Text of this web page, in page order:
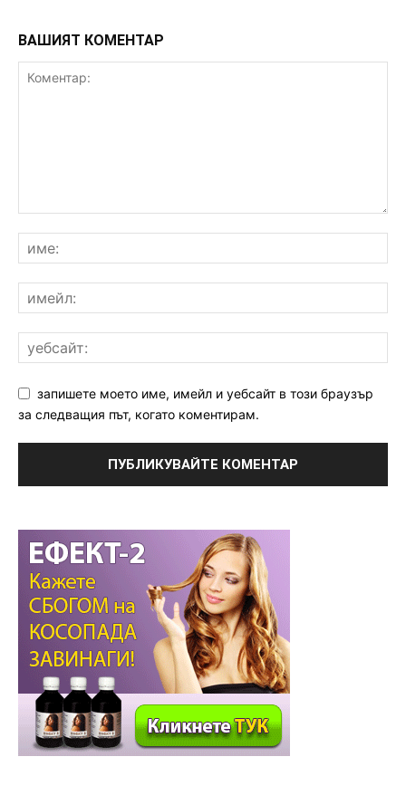
ВАШИЯТ КОМЕНТАР
запишете моето име, имейл и уебсайт в този браузър
за следващия път, когато коментирам.